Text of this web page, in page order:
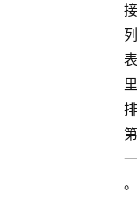
接
列
表
里
排
第
一
。